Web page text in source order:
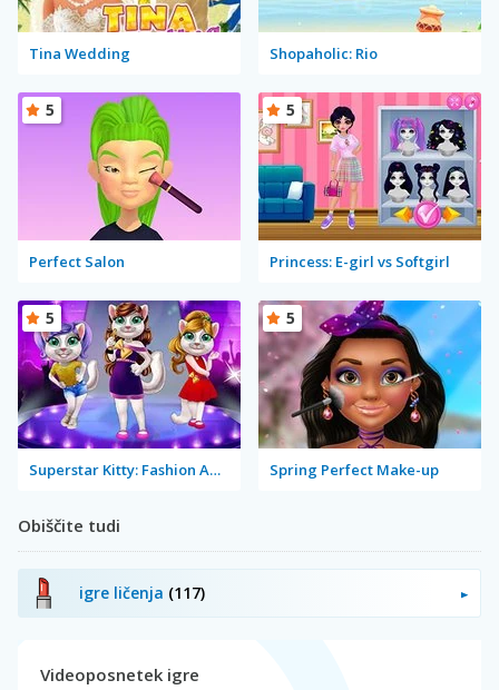
Tina Wedding Shopaholic: Rio
Perfect Salon
5
Princess: E-girl vs Softgirl
5
Superstar Kitty: Fashion Award
5
Spring Perfect Make-up
5
Obiščite tudi
igre ličenja (117)
Videoposnetek igre